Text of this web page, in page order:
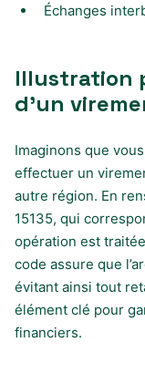
Échanges
Illustration
d’un
Imaginons que
effectuer un
autre région. En
15135, qui
opération est
code assure que
évitant ainsi tout
élément clé pour
financiers.